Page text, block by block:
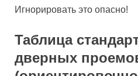
Игнорировать это опасно!
Таблица
дверных